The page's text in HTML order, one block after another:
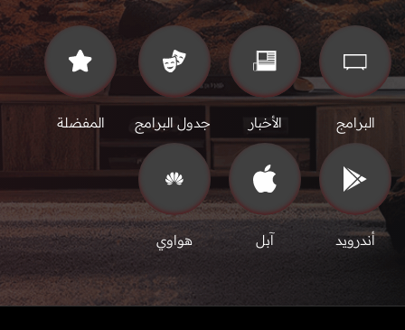
البرامج الأخبار جدول البرامج المفضلة
أندرويد آبل هواوي